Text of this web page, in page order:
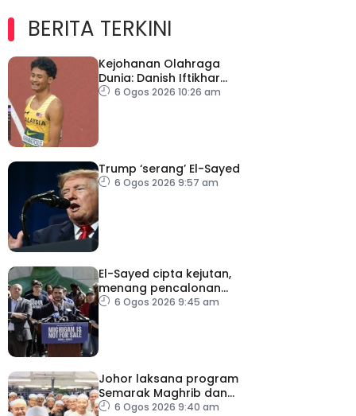
BERITA TERKINI
Kejohanan Olahraga
Dunia: Danish Iftikhar
cipta sejarah mara ke
6 Ogos 2026 10:26 am
Trump ‘serang’ El-Sayed
6 Ogos 2026 9:57 am
El-Sayed cipta kejutan,
menang pencalonan
Senat AS di Michigan
6 Ogos 2026 9:45 am
Johor laksana program
Semarak Maghrib dan
Isyak perkasa solat
6 Ogos 2026 9:40 am